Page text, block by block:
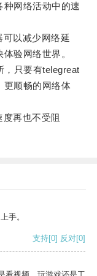
种网络活动中的速
以减少网络延
验网络世界。
只要有telegreat
更顺畅的网络体
再也不受阻
手。
支持[0] 反对[0]